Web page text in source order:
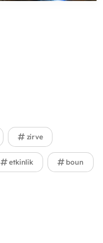
zirve
etkinlik boun